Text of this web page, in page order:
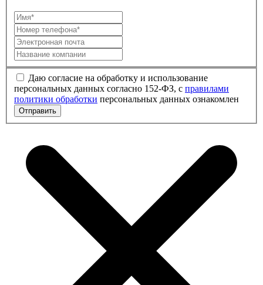
Даю согласие на обработку и использование
персональных данных согласно 152-ФЗ, с правилами
политики обработки персональных данных ознакомлен
Отправить